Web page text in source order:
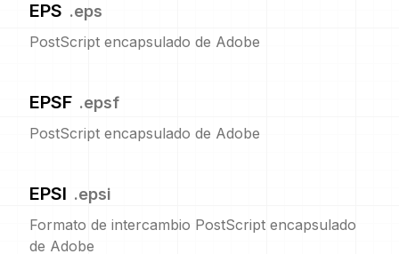
EPS .eps
PostScript encapsulado de Adobe
EPSF .epsf
PostScript encapsulado de Adobe
EPSI .epsi
Formato de intercambio PostScript encapsulado
de Adobe